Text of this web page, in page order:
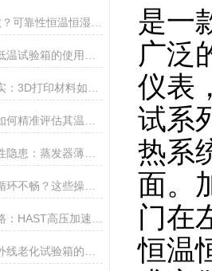
是一
广泛
仪表
试系
热系
面。
门在
恒温